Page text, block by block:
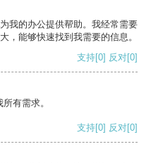
我的办公提供帮助。我经常需要
，能够快速找到我需要的信息。
支持[0] 反对[0]
有需求。
支持[0] 反对[0]